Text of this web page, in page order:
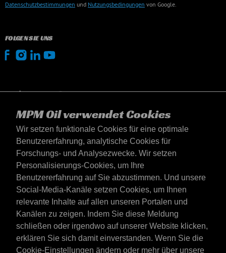
MPM Oil verwendet Cookies
Wir setzen funktionale Cookies für eine optimale
Benutzererfahrung, analytische Cookies für
Forschungs- und Analysezwecke. Wir setzen
Personalisierungs-Cookies, um Ihre
Benutzererfahrung auf Sie abzustimmen. Und unsere
Social-Media-Kanäle setzen Cookies, um Ihnen
relevante Inhalte auf allen unseren Portalen und
Kanälen zu zeigen. Indem Sie diese Meldung
schließen oder irgendwo auf unserer Website klicken,
erklären Sie sich damit einverstanden. Wenn Sie die
Cookie-Einstellungen ändern oder mehr über unsere
Datenschutzbestimmungen und Nutzungsbedingungen von Google.
FOLGEN SIE UNS
Deutschland
Kontakt
AGB's
Lieferbedingungen
Datenschutzerklärung